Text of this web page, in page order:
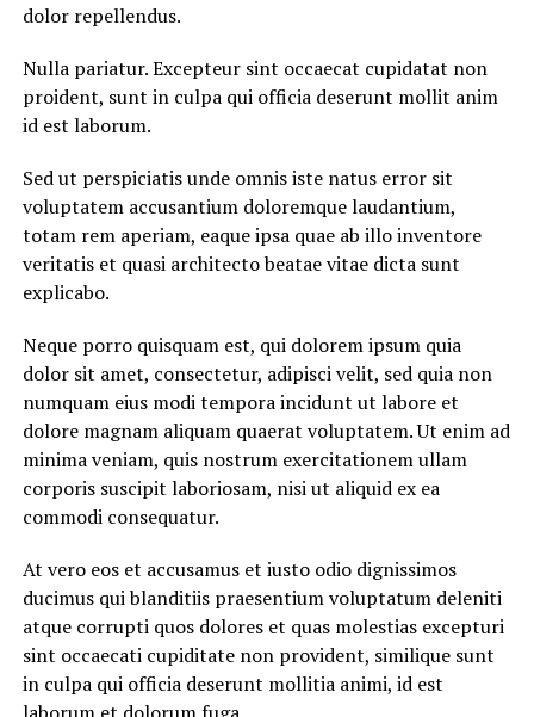
dolor repellendus.
Nulla pariatur. Excepteur sint occaecat cupidatat non
proident, sunt in culpa qui officia deserunt mollit anim
id est laborum.
Sed ut perspiciatis unde omnis iste natus error sit
voluptatem accusantium doloremque laudantium,
totam rem aperiam, eaque ipsa quae ab illo inventore
veritatis et quasi architecto beatae vitae dicta sunt
explicabo.
Neque porro quisquam est, qui dolorem ipsum quia
dolor sit amet, consectetur, adipisci velit, sed quia non
numquam eius modi tempora incidunt ut labore et
dolore magnam aliquam quaerat voluptatem. Ut enim ad
minima veniam, quis nostrum exercitationem ullam
corporis suscipit laboriosam, nisi ut aliquid ex ea
commodi consequatur.
At vero eos et accusamus et iusto odio dignissimos
ducimus qui blanditiis praesentium voluptatum deleniti
atque corrupti quos dolores et quas molestias excepturi
sint occaecati cupiditate non provident, similique sunt
in culpa qui officia deserunt mollitia animi, id est